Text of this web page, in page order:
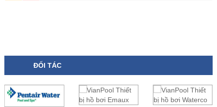
ĐỐI TÁC